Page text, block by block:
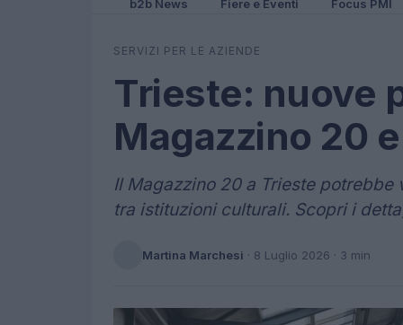
b2b News Fiere e Eventi Focus PMI
SERVIZI PER LE AZIENDE
Trieste: nuove
Magazzino 20
Il Magazzino 20 a Trieste
tra istituzioni culturali. Scopri i
Martina Marchesi · 8 Luglio 2026 · 3 min